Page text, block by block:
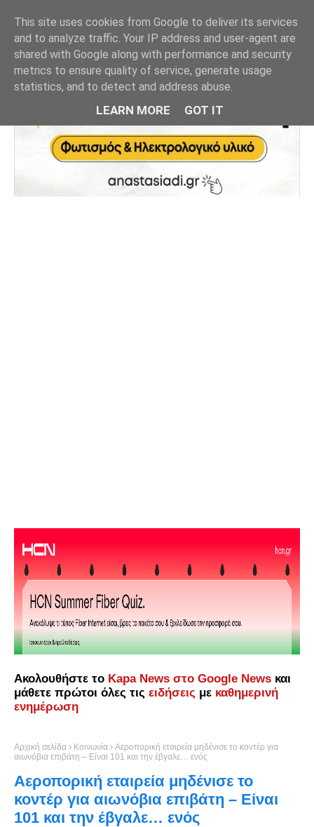
Ακολουθήστε το Kapa News στο Google News και
μάθετε πρώτοι όλες τις ειδήσεις με καθημερινή
ενημέρωση
Αρχική σελίδα Κοινωνία
Αεροπορική εταιρεία μηδένισε το κοντέρ για
αιωνόβια επιβάτη – Είναι 101 και την έβγαλε… ενός
Αεροπορική εταιρεία μηδένισε το
κοντέρ για αιωνόβια επιβάτη – Είναι
101 και την έβγαλε… ενός
This site uses cookies from Google to deliver its services
and to analyze traffic. Your IP address and user-agent are
shared with Google along with performance and security
metrics to ensure quality of service, generate usage
statistics, and to detect and address abuse.
LEARN MORE GOT IT